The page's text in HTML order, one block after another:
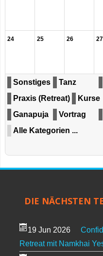
24 25 26 27
Sonstiges Tanz
Praxis (Retreat)
Kurse
Ganapuja
Vortrag
Alle Kategorien ...
DIE NÄCHSTEN
19 Jun 2026
Retreat mit Namkhai